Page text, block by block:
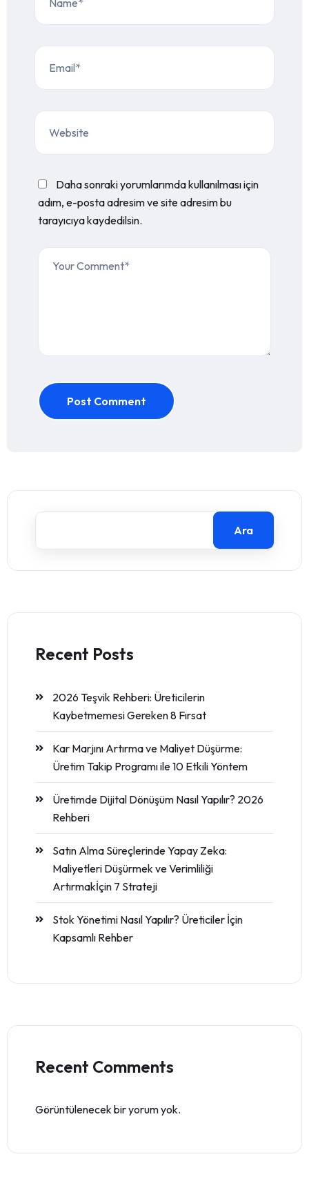
Daha sonraki yorumlarımda kullanılması için
adım, e-posta adresim ve site adresim bu
tarayıcıya kaydedilsin.
Post Comment
Ara
Recent Posts
2026 Teşvik Rehberi: Üreticilerin
Kaybetmemesi Gereken 8 Fırsat
Kar Marjını Artırma ve Maliyet Düşürme:
Üretim Takip Programı ile 10 Etkili Yöntem
Üretimde Dijital Dönüşüm Nasıl Yapılır? 2026
Rehberi
Satın Alma Süreçlerinde Yapay Zeka:
Maliyetleri Düşürmek ve Verimliliği
Artırmakİçin 7 Strateji
Stok Yönetimi Nasıl Yapılır? Üreticiler İçin
Kapsamlı Rehber
Recent Comments
Görüntülenecek bir yorum yok.